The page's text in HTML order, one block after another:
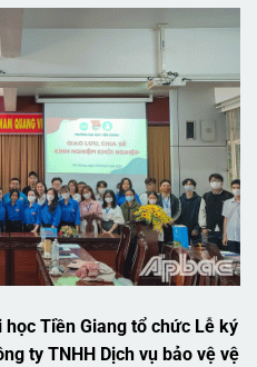
Tiền Giang tổ chức Lễ ký
ty TNHH Dịch vụ bảo vệ vệ